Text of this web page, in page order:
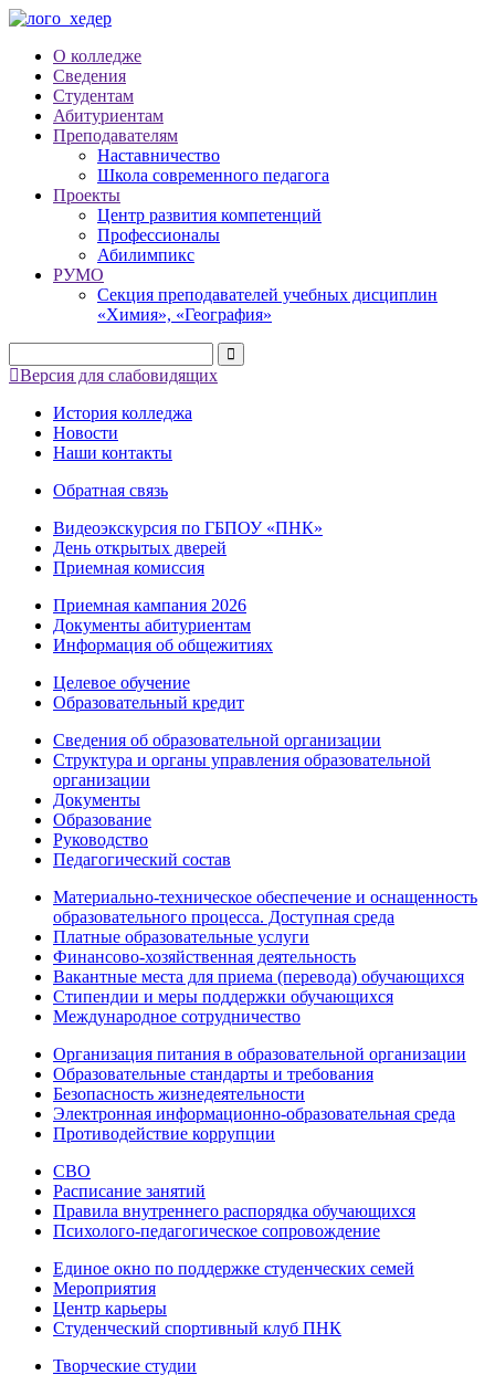
О колледже
Сведения
Студентам
Абитуриентам
Преподавателям
Наставничество
Школа современного педагога
Проекты
Центр развития компетенций
Профессионалы
Абилимпикс
РУМО
Секция преподавателей учебных дисциплин
«Химия», «География»
Версия для слабовидящих
История колледжа
Новости
Наши контакты
Обратная связь
Видеоэкскурсия по ГБПОУ «ПНК»
День открытых дверей
Приемная комиссия
Приемная кампания 2026
Дoкументы абитуриентам
Информация об общежитиях
Целевое обучение
Образовательный кредит
Сведения об образовательной организации
Структура и органы управления образовательной
организации
Документы
Образование
Руководство
Педагогический состав
Материально-техническое обеспечение и оснащенность
образовательного процесса. Доступная среда
Платные образовательные услуги
Финансово-хозяйственная деятельность
Вакантные места для приема (перевода) обучающихся
Стипендии и меры поддержки обучающихся
Международное сотрудничество
Организация питания в образовательной организации
Образовательные стандарты и требования
Безопасность жизнедеятельности
Электронная информационно-образовательная среда
Противодействие коррупции
СВО
Расписание занятий
Правила внутреннего распорядка обучающихся
Психолого-педагогическое сопровождение
Единое окно по поддержке студенческих семей
Мероприятия
Центр карьеры
Студенческий спортивный клуб ПНК
Творческие студии